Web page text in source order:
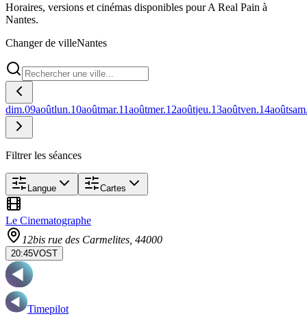
Horaires, versions et cinémas disponibles pour A Real Pain à
Nantes.
Changer de villeNantes
dim.09aoûtlun.10aoûtmar.11aoûtmer.12aoûtjeu.13aoûtven.14août
Filtrer les séances
Langue Cartes
Le Cinematographe
12bis rue des Carmelites , 44000
20:45VOST
Timepilot